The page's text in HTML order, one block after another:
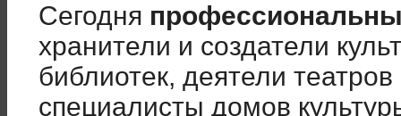
Сегодня
хранители и создатели
библиотек, деятели
специалисты домов